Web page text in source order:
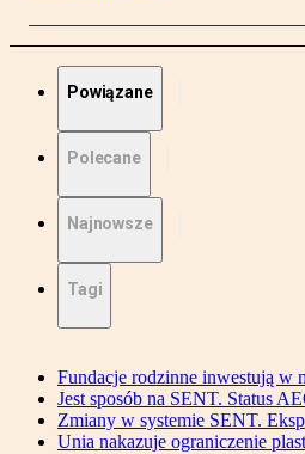
Powiązane
Polecane
Najnowsze
Tagi
Fundacje rodzinne inwestują w
Jest sposób na SENT. Status
Zmiany w systemie SENT.
Unia nakazuje ograniczenie